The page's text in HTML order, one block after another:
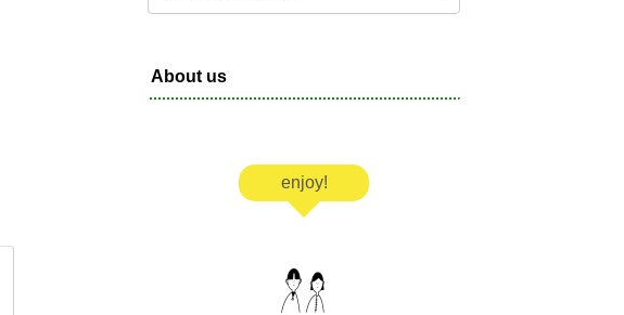
About us
enjoy!